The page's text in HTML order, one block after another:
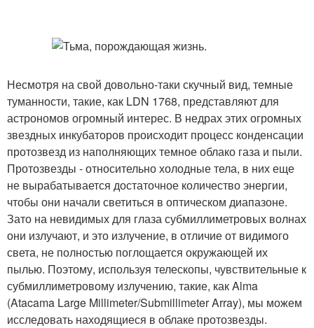
Несмотря на свой довольно-таки скучный вид, темные
туманности, такие, как LDN 1768, представляют для
астрономов огромный интерес. В недрах этих огромных
звездных инкубаторов происходит процесс конденсации
протозвезд из наполняющих темное облако газа и пыли.
Протозвезды - относительно холодные тела, в них еще
не вырабатывается достаточное количество энергии,
чтобы они начали светиться в оптическом диапазоне.
Зато на невидимых для глаза субмиллиметровых волнах
они излучают, и это излучение, в отличие от видимого
света, не полностью поглощается окружающей их
пылью. Поэтому, используя телескопы, чувствительные к
субмиллиметровому излучению, такие, как Alma
(Atacama Large Millimeter/Submillimeter Array), мы можем
исследовать находящиеся в облаке протозвезды.